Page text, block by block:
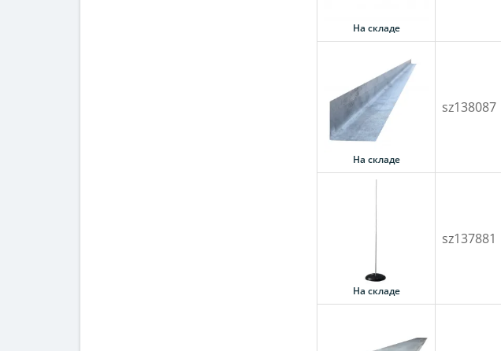
На складе
На складе
sz138087
На складе
sz137881